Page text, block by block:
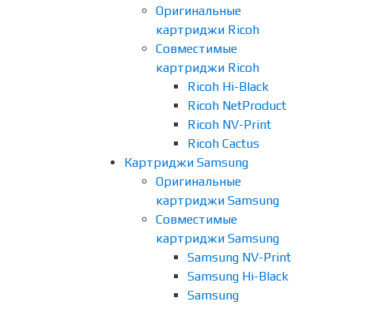
Оригинальные
картриджи Ricoh
Совместимые
картриджи Ricoh
Ricoh Hi-Black
Ricoh NetProduct
Ricoh NV-Print
Ricoh Cactus
Картриджи Samsung
Оригинальные
картриджи Samsung
Совместимые
картриджи Samsung
Samsung NV-Print
Samsung Hi-Black
Samsung